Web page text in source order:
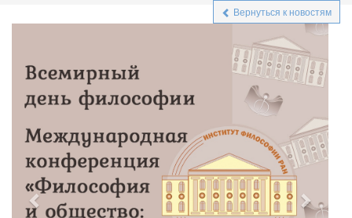
Вернуться к новостям
Next